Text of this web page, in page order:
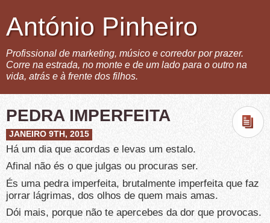
António Pinheiro
Profissional de marketing, músico e corredor por prazer.
Corre na estrada, no monte e de um lado para o outro na
vida, atrás e à frente dos filhos.
PEDRA IMPERFEITA
JANEIRO 9TH, 2015
Há um dia que acordas e levas um estalo.
Afinal não és o que julgas ou procuras ser.
És uma pedra imperfeita, brutalmente imperfeita que faz
jorrar lágrimas, dos olhos de quem mais amas.
Dói mais, porque não te apercebes da dor que provocas.